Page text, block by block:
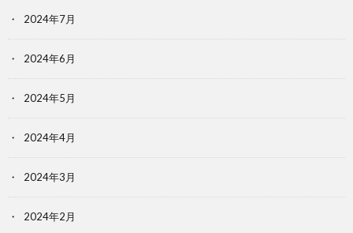
2024年7月
2024年6月
2024年5月
2024年4月
2024年3月
2024年2月